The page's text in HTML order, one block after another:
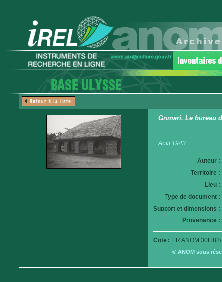
Grimari. Le bureau
Août 1943
Auteur :
Territoire :
Lieu :
Type de document :
Support et dimensions :
Provenance :
Cote : FR ANOM
© ANOM sous